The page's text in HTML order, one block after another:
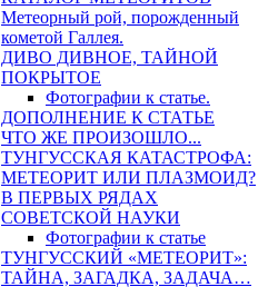
Метеорный рой, порожденный
кометой Галлея.
ДИВО ДИВНОЕ, ТАЙНОЙ
ПОКРЫТОЕ
Фотографии к статье.
ДОПОЛНЕНИЕ К СТАТЬЕ
ЧТО ЖЕ ПРОИЗОШЛО...
ТУНГУССКАЯ КАТАСТРОФА:
МЕТЕОРИТ ИЛИ ПЛАЗМОИД?
В ПЕРВЫХ РЯДАХ
СОВЕТСКОЙ НАУКИ
Фотографии к статье
ТУНГУССКИЙ «МЕТЕОРИТ»:
ТАЙНА, ЗАГАДКА, ЗАДАЧА…